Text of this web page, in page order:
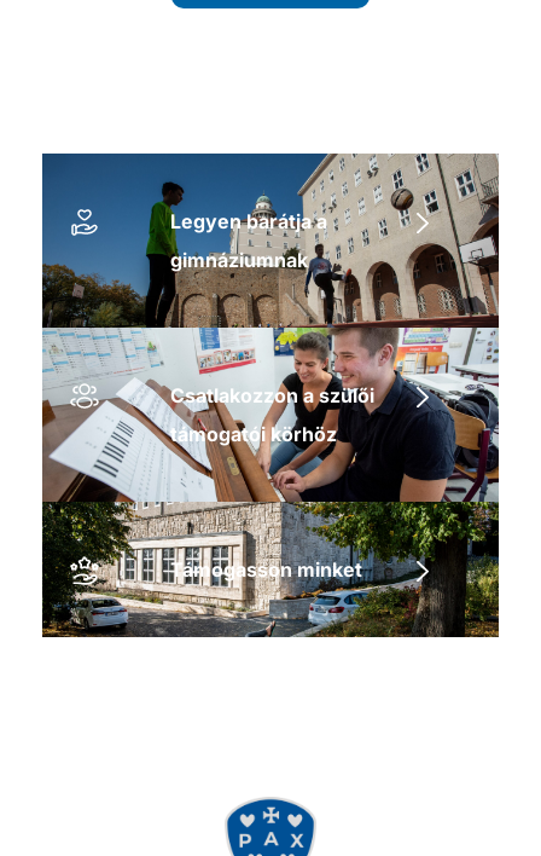
Legyen barátja a
gimnáziumnak
Csatlakozzon a szülői
támogatói körhöz
Támogasson minket